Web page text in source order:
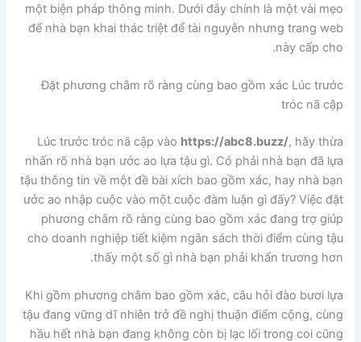
một biện pháp thông minh. Dưới đây chính là một vài mẹo
để nhà bạn khai thác triệt để tài nguyên nhưng trang web
này cấp cho.
Đặt phương châm rõ ràng cùng bao gồm xác Lúc trước
tróc nã cập
Lúc trước tróc nã cập vào https://abc8.buzz/, hãy thừa
nhấn rõ nhà bạn ước ao lựa tậu gì. Có phải nhà bạn đã lựa
tậu thông tin về một đề bài xích bao gồm xác, hay nhà bạn
ước ao nhập cuộc vào một cuộc đàm luận gì đấy? Việc đặt
phương châm rõ ràng cùng bao gồm xác đang trợ giúp
cho doanh nghiệp tiết kiệm ngân sách thời điểm cùng tậu
thấy một số gì nhà bạn phải khẩn trương hơn.
Khi gồm phương châm bao gồm xác, câu hỏi đào bươi lựa
tậu đang vững dĩ nhiên trở đề nghị thuận điểm cộng, cùng
hầu hết nhà bạn đang không còn bị lạc lối trong coi cũng